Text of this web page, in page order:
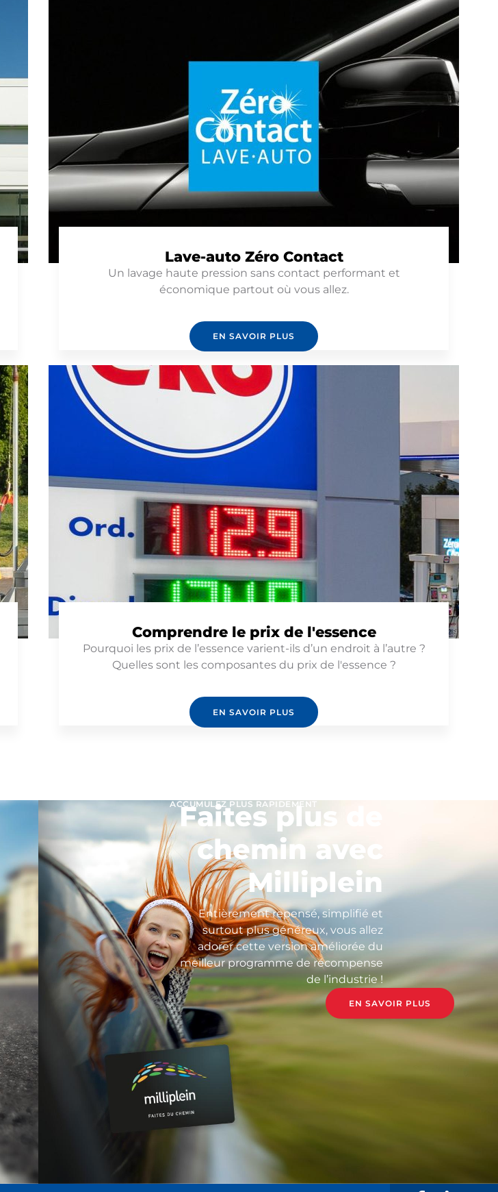
Lave-auto Zéro Contact
Un lavage haute pression sans contact performant et
économique partout où vous allez.
EN SAVOIR PLUS
Comprendre le prix de l'essence
Pourquoi les prix de l’essence varient-ils d’un endroit à l’autre ?
Quelles sont les composantes du prix de l'essence ?
EN SAVOIR PLUS
ACCUMULEZ PLUS RAPIDEMENT
Faites plus de
chemin avec
Milliplein
Entièrement repensé, simplifié et
surtout plus généreux, vous allez
adorer cette version améliorée du
meilleur programme de récompense
de l’industrie !
EN SAVOIR PLUS